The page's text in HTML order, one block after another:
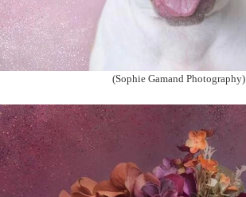
(Sophie Gamand Photography)